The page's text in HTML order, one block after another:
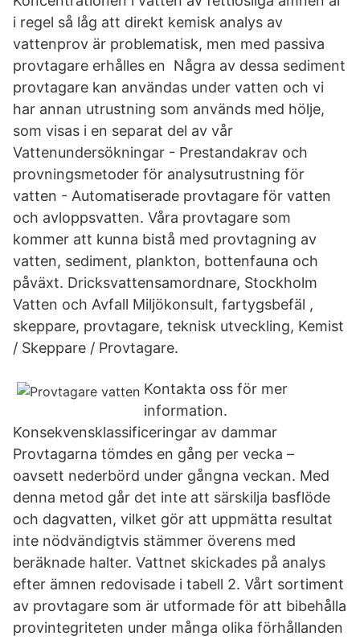
i regel så låg att direkt kemisk analys av
vattenprov är problematisk, men med passiva
provtagare erhålles en Några av dessa sediment
provtagare kan användas under vatten och vi
har annan utrustning som används med hölje,
som visas i en separat del av vår
Vattenundersökningar - Prestandakrav och
provningsmetoder för analysutrustning för
vatten - Automatiserade provtagare för vatten
och avloppsvatten. Våra provtagare som
kommer att kunna bistå med provtagning av
vatten, sediment, plankton, bottenfauna och
påväxt. Dricksvattensamordnare, Stockholm
Vatten och Avfall Miljökonsult, fartygsbefäl ,
skeppare, provtagare, teknisk utveckling, Kemist
/ Skeppare / Provtagare.
Kontakta oss för mer
information.
Konsekvensklassificeringar av dammar
Provtagarna tömdes en gång per vecka –
oavsett nederbörd under gångna veckan. Med
denna metod går det inte att särskilja basflöde
och dagvatten, vilket gör att uppmätta resultat
inte nödvändigtvis stämmer överens med
beräknade halter. Vattnet skickades på analys
efter ämnen redovisade i tabell 2. Vårt sortiment
av provtagare som är utformade för att bibehålla
provintegriteten under många olika förhållanden